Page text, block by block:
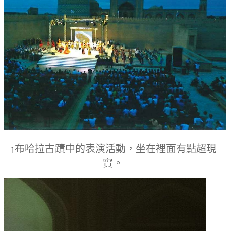
↑布哈拉古蹟中的表演活動，坐在裡面有點超現
實。